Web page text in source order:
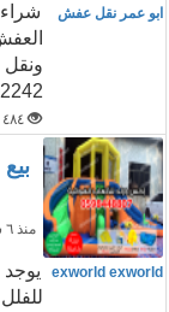
ابو عمر نقل عفش
٤٨٤
منذ ٦ سنوات
exworld exworld